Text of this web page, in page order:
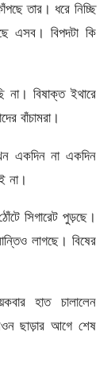
তার। ধরে নিচ্ছি
এসব। বিপদটা কি
না। বিষাক্ত ইথারে
বাঁচামরা।
একদিন না একদিন
না।
সিগারেট পুড়ছে।
লাগছে। বিষের
হাত চালালেন
ছাড়ার আগে শেষ